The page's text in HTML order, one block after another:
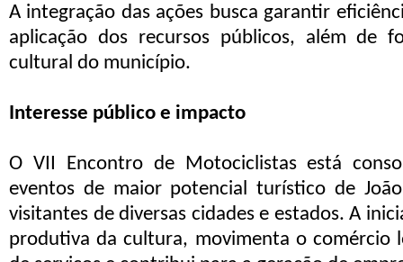
A integração das ações busca garantir
aplicação dos recursos públicos, além de
cultural do município.
Interesse público e impacto
O VII Encontro de Motociclistas está
eventos de maior potencial turístico de
visitantes de diversas cidades e estados. A
produtiva da cultura, movimenta o comércio